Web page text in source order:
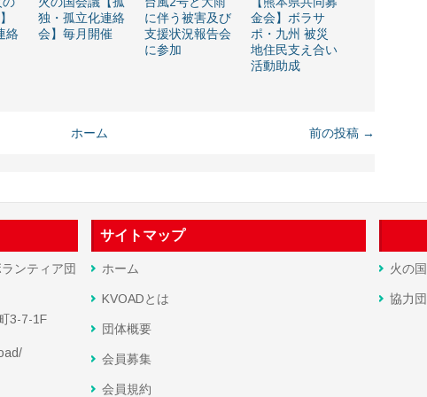
絡
独・孤立化連絡
会】毎月開催
に伴う被害及び
支援状況報告会
に参加
金会】ボラサ
ポ・九州 被災
地住民支え合い
活動助成
前の投稿 →
ホーム
ンティア団
3-7-1F
サイトマップ
ホーム
KVOADとは
団体概要
会員募集
会員規約
火の
協力